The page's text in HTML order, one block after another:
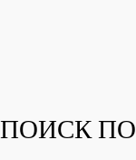
ПОИСК